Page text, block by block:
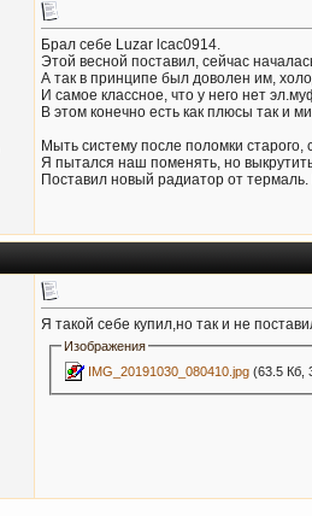
Брал себе Luzar lcac0914.
Этой весной поставил, сейчас
А так в принципе был доволен им,
И самое классное, что у него нет
В этом конечно есть как плюсы так и
Мыть систему после поломки
Я пытался наш поменять, но
Поставил новый радиатор от
Я такой себе купил,но так и не
Изображения
IMG_20191030_080410.jpg (63.5 Кб,